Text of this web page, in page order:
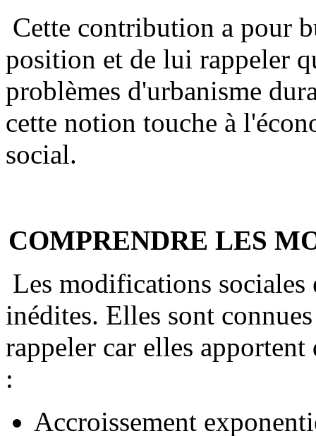
Cette contribution a pour
position et de lui rappeler
problèmes d'urbanisme
cette notion touche à
social.
COMPRENDRE LES
Les modifications sociales
inédites. Elles sont
rappeler car elles
:
Accroissement